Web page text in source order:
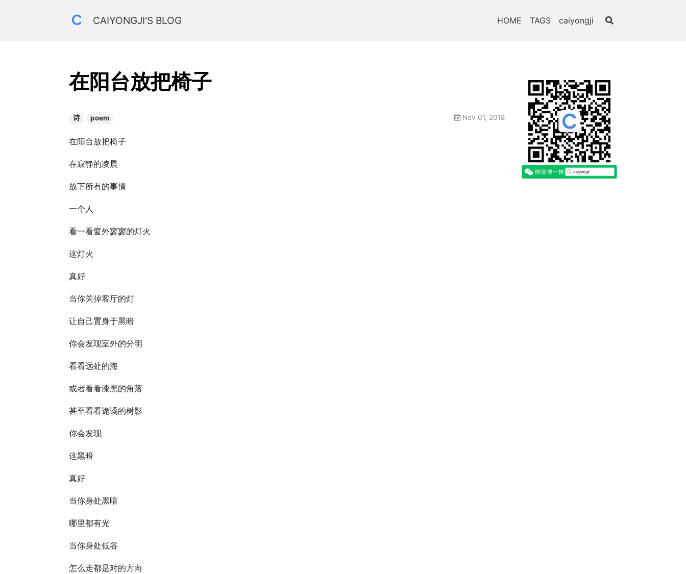
CAIYONGJI'S BLOG HOME TAGS caiyongji
在阳台放把椅子
诗 poem Nov 01, 2018
在阳台放把椅子
在寂静的凌晨
放下所有的事情
一个人
看一看窗外寥寥的灯火
这灯火
真好
当你关掉客厅的灯
让自己置身于黑暗
你会发现室外的分明
看看远处的海
或者看看漆黑的角落
甚至看看诡谲的树影
你会发现
这黑暗
真好
当你身处黑暗
哪里都有光
当你身处低谷
怎么走都是对的方向